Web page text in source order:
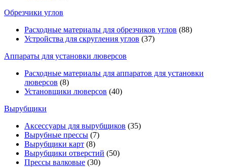
Обрезчики углов
Расходные материалы для обрезчиков углов (88)
Устройства для скругления углов (37)
Аппараты для установки люверсов
Расходные материалы для аппаратов для установки
люверсов (8)
Установщики люверсов (40)
Вырубщики
Аксессуары для вырубщиков (35)
Вырубные прессы (7)
Вырубщики карт (8)
Вырубщики отверстий (50)
Прессы валковые (30)